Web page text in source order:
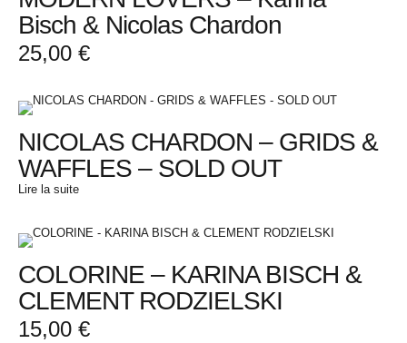
Bisch & Nicolas Chardon
25,00 €
NICOLAS CHARDON – GRIDS &
WAFFLES – SOLD OUT
Lire la suite
COLORINE – KARINA BISCH &
CLEMENT RODZIELSKI
15,00 €